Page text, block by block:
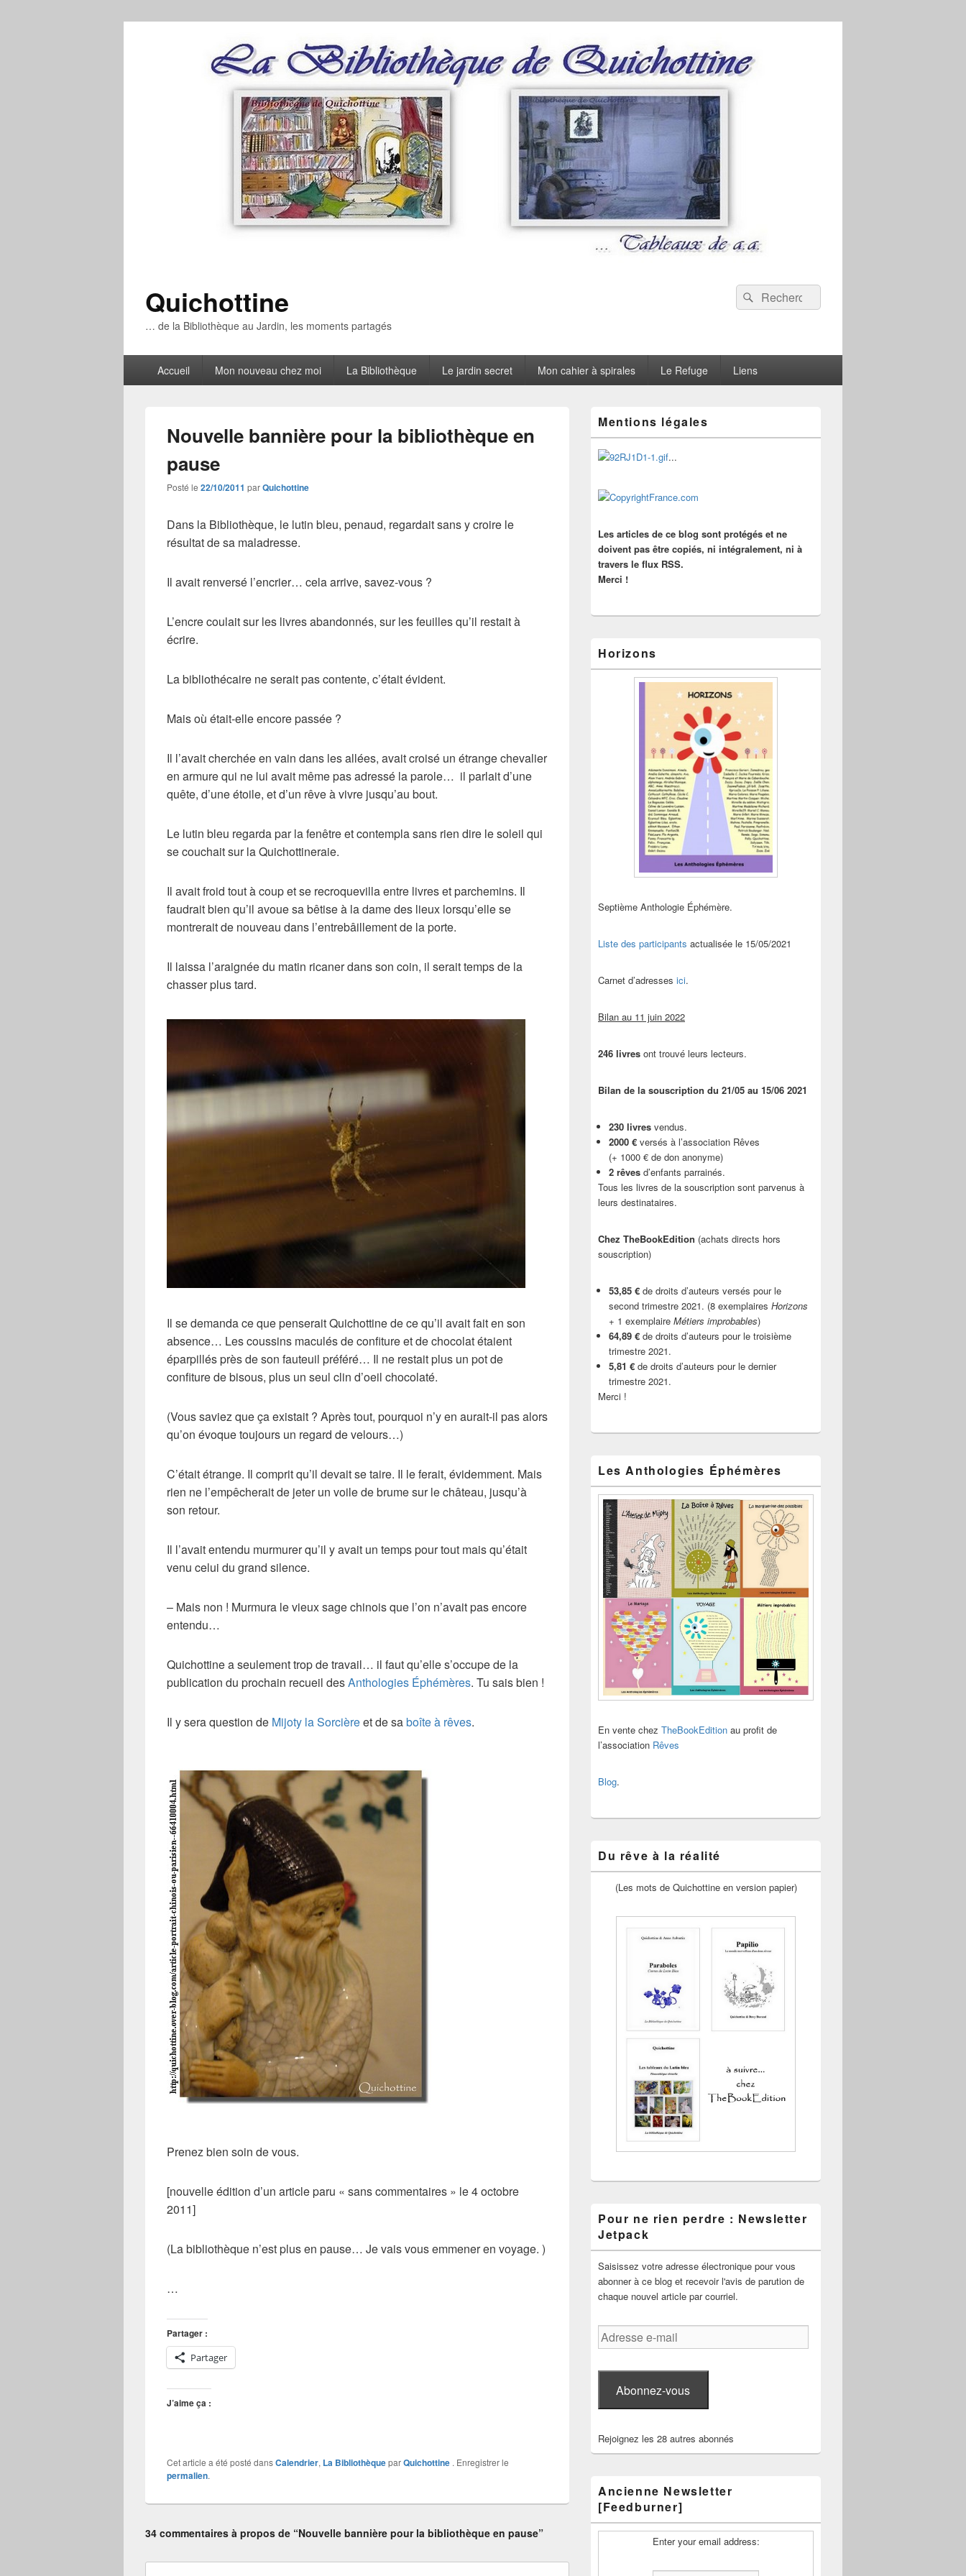
Quichottine
… de la Bibliothèque au Jardin, les moments partagés
Recherche :
Rechercher
principalAccueil Mon nouveau chez moi La Bibliothèque Le jardin secret Mon cahier à spirales Le Refuge Liens
Nouvelle bannière pour la bibliothèque en
pause
Posté le 22/10/2011 parQuichottine
Dans la Bibliothèque, le lutin bleu, penaud, regardait sans y croire le
résultat de sa maladresse.
Il avait renversé l’encrier… cela arrive, savez-vous ?
L’encre coulait sur les livres abandonnés, sur les feuilles qu’il restait à
écrire.
La bibliothécaire ne serait pas contente, c’était évident.
Mais où était-elle encore passée ?
Il l’avait cherchée en vain dans les allées, avait croisé un étrange chevalier
en armure qui ne lui avait même pas adressé la parole… il parlait d’une
quête, d’une étoile, et d’un rêve à vivre jusqu’au bout.
Le lutin bleu regarda par la fenêtre et contempla sans rien dire le soleil qui
se couchait sur la Quichottineraie.
Il avait froid tout à coup et se recroquevilla entre livres et parchemins. Il
faudrait bien qu’il avoue sa bêtise à la dame des lieux lorsqu’elle se
montrerait de nouveau dans l’entrebâillement de la porte.
Il laissa l’araignée du matin ricaner dans son coin, il serait temps de la
chasser plus tard.
Il se demanda ce que penserait Quichottine de ce qu’il avait fait en son
absence… Les coussins maculés de confiture et de chocolat étaient
éparpillés près de son fauteuil préféré… Il ne restait plus un pot de
confiture de bisous, plus un seul clin d’oeil chocolaté.
(Vous saviez que ça existait ? Après tout, pourquoi n’y en aurait-il pas alors
qu’on évoque toujours un regard de velours…)
C’était étrange. Il comprit qu’il devait se taire. Il le ferait, évidemment. Mais
rien ne l’empêcherait de jeter un voile de brume sur le château, jusqu’à
son retour.
Il l’avait entendu murmurer qu’il y avait un temps pour tout mais qu’était
venu celui du grand silence.
– Mais non ! Murmura le vieux sage chinois que l’on n’avait pas encore
entendu…
Quichottine a seulement trop de travail… il faut qu’elle s’occupe de la
publication du prochain recueil desAnthologies Éphémères. Tu sais bien !
Il y sera question de Mijoty la Sorcièreet de saboîte à rêves.
Prenez bien soin de vous.
[nouvelle édition d’un article paru « sans commentaires » le 4 octobre
2011]
(La bibliothèque n’est plus en pause… Je vais vous emmener en voyage. )
…
Partager :
Partager
J’aime ça :
Cet article a été posté dansCalendrier, La BibliothèqueparQuichottine . Enregistrer le
permalien.
34 commentaires à propos de “Nouvelle bannière pour la bibliothèque en pause”
principale
de
widget
pour
barre
latérale
Mentions légales
...
Les articles de ce blog sont protégés et ne
doivent pas être copiés, ni intégralement, ni à
travers le flux RSS.
Merci !
Horizons
Septième Anthologie Éphémère.
Liste des participants actualisée le 15/05/2021
Carnet d’adresses ici.
Bilan au 11 juin 2022
246 livres ont trouvé leurs lecteurs.
Bilan de la souscription du 21/05 au 15/06 2021
230 livres vendus.
2000 € versés à l’association Rêves
(+ 1000 € de don anonyme)
2 rêves d’enfants parrainés.
Tous les livres de la souscription sont parvenus à
leurs destinataires.
Chez TheBookEdition (achats directs hors
souscription)
53,85 € de droits d’auteurs versés pour le
second trimestre 2021. (8 exemplaires Horizons
+ 1 exemplaire Métiers improbables)
64,89 € de droits d’auteurs pour le troisième
trimestre 2021.
5,81 € de droits d’auteurs pour le dernier
trimestre 2021.
Merci !
Les Anthologies Éphémères
En vente chez TheBookEdition au profit de
l’association Rêves
Blog.
Du rêve à la réalité
(Les mots de Quichottine en version papier)
Pour ne rien perdre : Newsletter
Jetpack
Saisissez votre adresse électronique pour vous
abonner à ce blog et recevoir l'avis de parution de
chaque nouvel article par courriel.
Adresse
e-
Abonnez-vous
Rejoignez les 28 autres abonnés
Ancienne Newsletter
[Feedburner]
Enter your email address: